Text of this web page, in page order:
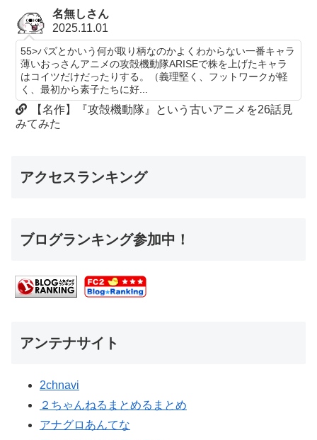
名無しさん
2025.11.01
55>パズとかいう何が取り柄なのかよくわからない一番キャラ
薄いおっさんアニメの攻殻機動隊ARISEで株を上げたキャラ
はコイツだけだったりする。（義理堅く、フットワークが軽
く、最初から素子たちに好...
【名作】『攻殻機動隊』という古いアニメを26話見
みてみた
アクセスランキング
ブログランキング参加中！
アンテナサイト
2chnavi
２ちゃんねるまとめるまとめ
アナグロあんてな